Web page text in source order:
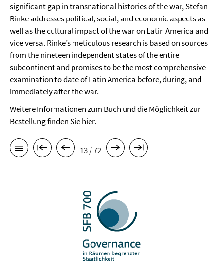
significant gap in transnational histories of the war, Stefan
Rinke addresses political, social, and economic aspects as
well as the cultural impact of the war on Latin America and
vice versa. Rinke’s meticulous research is based on sources
from the nineteen independent states of the entire
subcontinent and promises to be the most comprehensive
examination to date of Latin America before, during, and
immediately after the war.
Weitere Informationen zum Buch und die Möglichkeit zur
Bestellung finden Siehier.
13 / 72